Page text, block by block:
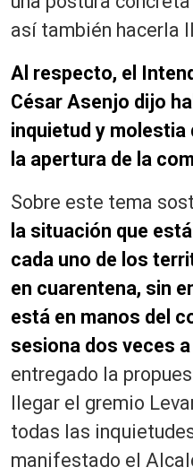
así también hacerla
Al respecto, el
César Asenjo dijo
inquietud y
la apertura de la
Sobre este tema
la situación que
cada uno de los
en cuarentena, sin
está en manos del
sesiona dos veces
entregado la
llegar el gremio
todas las
manifestado el